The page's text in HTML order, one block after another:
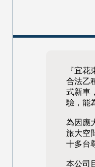
『宜
合法乙
式新車
驗，能
為因應
旅大空
十多台
本公司